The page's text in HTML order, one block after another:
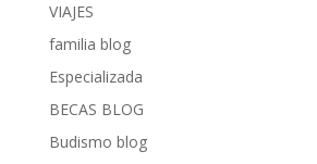
VIAJES
familia blog
Especializada
BECAS BLOG
Budismo blog